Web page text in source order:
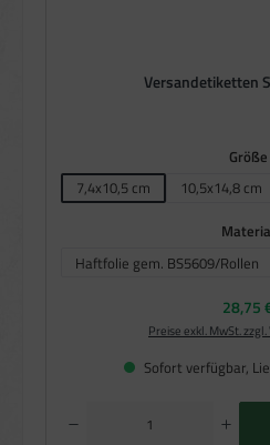
Versandetiketten
Größe
7,4x10,5 cm
10,5x14,8 cm
Haftfolie gem. BS5609/Rollen
28,75
Preise exkl. MwSt.
Sofort verfügbar,
Produkt Anzahl: Gib den gewünschten Wert